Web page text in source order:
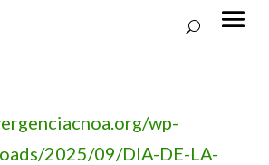
wp-
2025/09/DIA-DE-LA-